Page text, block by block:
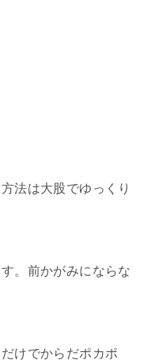
法は大股でゆっくり
。前かがみにならな
けでからだポカポ